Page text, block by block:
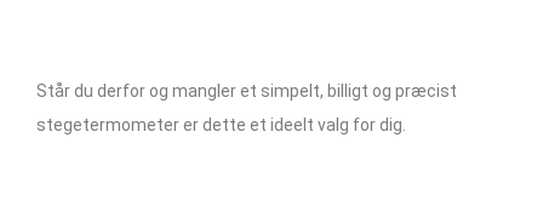
Står du derfor og mangler et simpelt, billigt og præcist
stegetermometer er dette et ideelt valg for dig.